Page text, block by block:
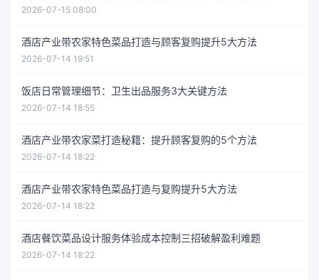
2026-07-15 08:00
酒店产业带农家特色菜品打造与顾客复购提升5大方法
2026-07-14 19:51
饭店日常管理细节：卫生出品服务3大关键方法
2026-07-14 18:55
酒店产业带农家菜打造秘籍：提升顾客复购的5个方法
2026-07-14 18:22
酒店产业带农家特色菜品打造与复购提升5大方法
2026-07-14 18:22
酒店餐饮菜品设计服务体验成本控制三招破解盈利难题
2026-07-14 18:22